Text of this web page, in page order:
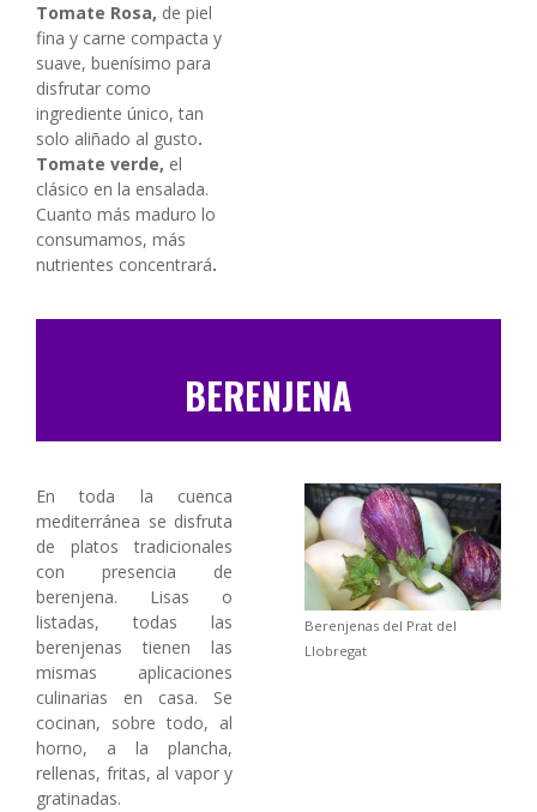
Tomate Rosa, de piel
fina y carne compacta y
suave, buenísimo para
disfrutar como
ingrediente único, tan
solo aliñado al gusto.
Tomate verde, el
clásico en la ensalada.
Cuanto más maduro lo
consumamos, más
nutrientes concentrará.
BERENJENA
En toda la cuenca
mediterránea se disfruta
de platos tradicionales
con presencia de
berenjena. Lisas o
listadas, todas las
berenjenas tienen las
mismas aplicaciones
culinarias en casa. Se
cocinan, sobre todo, al
horno, a la plancha,
rellenas, fritas, al vapor y
gratinadas.
Berenjenas del Prat del
Llobregat